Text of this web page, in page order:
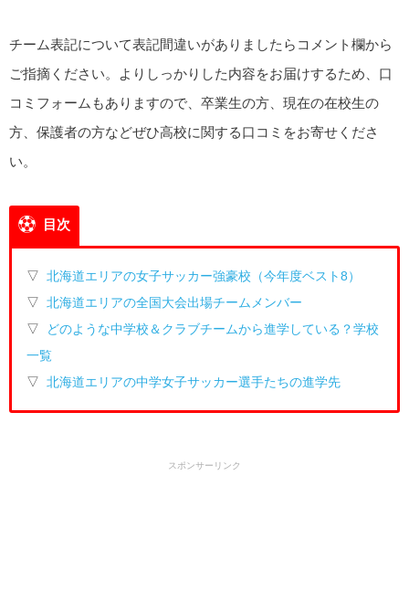
チーム表記について表記間違いがありましたらコメント欄から
ご指摘ください。よりしっかりした内容をお届けするため、口
コミフォームもありますので、卒業生の方、現在の在校生の
方、保護者の方などぜひ高校に関する口コミをお寄せくださ
い。
目次
▽ 北海道エリアの女子サッカー強豪校（今年度ベスト8）
▽ 北海道エリアの全国大会出場チームメンバー
▽
どのような中学校＆クラブチームから進学している？学校
一覧
▽ 北海道エリアの中学女子サッカー選手たちの進学先
スポンサーリンク